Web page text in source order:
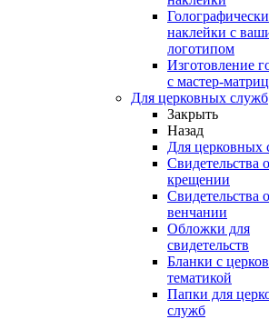
наклейки с
логотипом
Изготовление
с мастер-
Для церковных служб
Закрыть
Назад
Для церковных
Свидетельства о
крещении
Свидетельства о
венчании
Обложки для
свидетельств
Бланки с
тематикой
Папки для
служб